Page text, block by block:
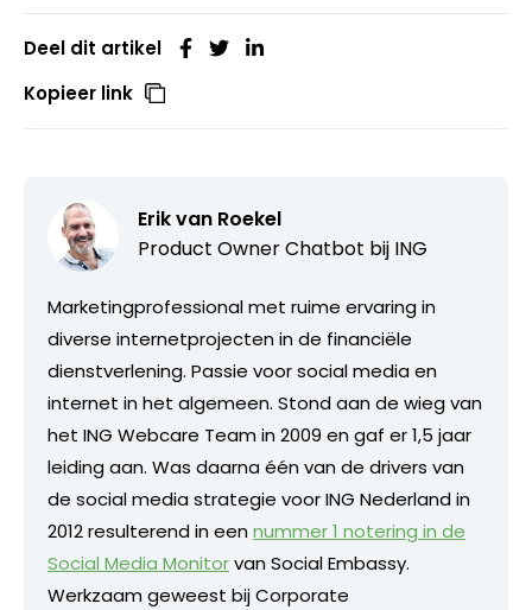
Deel dit artikel
Kopieer link
Erik van Roekel
Product Owner Chatbot bij ING
Marketingprofessional met ruime ervaring in
diverse internetprojecten in de financiële
dienstverlening. Passie voor social media en
internet in het algemeen. Stond aan de wieg van
het ING Webcare Team in 2009 en gaf er 1,5 jaar
leiding aan. Was daarna één van de drivers van
de social media strategie voor ING Nederland in
2012 resulterend in eennummer 1 notering in de
Social Media Monitorvan Social Embassy.
Werkzaam geweest bij Corporate